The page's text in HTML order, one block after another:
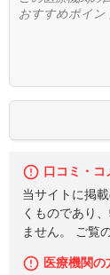
口コミ・
当サイトに掲
くものであり
ません。 ご覧
医療機関の